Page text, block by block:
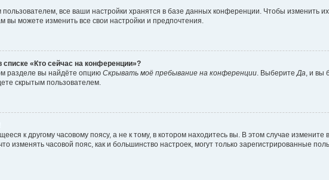
все ваши настройки хранятся в базе данных конференции. Чтобы изменить
вы можете изменить все свои настройки и предпочтения.
«Кто сейчас на конференции»?
разделе вы найдёте опцию Скрывать моё пребывание на конференции . Выберите Да , и вы
скрытым пользователем.
к другому часовому поясу, а не к тому, в котором находитесь вы. В этом случае измените
изменять часовой пояс, как и большинство настроек, могут только зарегистрированные